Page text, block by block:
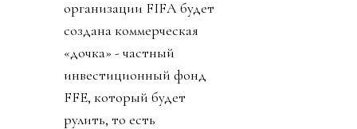
организации FIFA будет
создана коммерческая
«дочка» - частный
инвестиционный фонд
FFE, который будет
рулить, то есть